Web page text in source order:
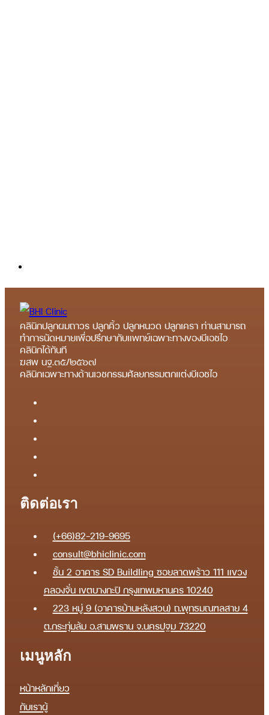
คลินิกปลูกผมถาวร ปลูกคิ้ว ปลูกหนวด ปลูกเครา ท่านสามารถ
ทำการนัดหมายเพื่อปรึกษากับแพทย์เฉพาะทางของบีเอชไอ
คลินิกได้ทันที
ฆสพ นฐ.๓๕/๒๕๖๗
คลินิกเฉพาะทางด้านเวชกรรมศัลยกรรมตกแต่งบีเอชไอ
ติดต่อเรา
(+66)82-219-9695
consult@bhiclinic.com
ชั้น 2 อาคาร SD Buildling ซอยลาดพร้าว 111 แขวง
คลองจั่น เขตบางกะปิ กรุงเทพมหานคร 10240
223 หมู่ 9 (อาคารบ้านหลังสวน) ถ.พุทธมณฑลสาย 4
ต.กระทุ่มล้ม อ.สามพราน จ.นครปฐม 73220
เมนูหลัก
หน้าหลักเกี่ยว
กับเราผู้